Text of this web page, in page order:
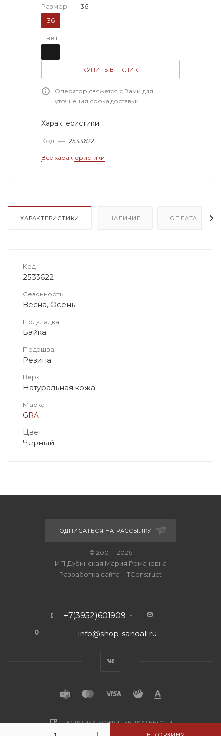
Размер — 36
36
Цвет:
В КОРЗИНУ
КУПИТЬ В 1 КЛИК
Оператор свяжется с Вами для
уточнения срока доставки.
Характеристики
Код — 2533622
Все характеристики
ХАРАКТЕРИСТИКИ НАЛИЧИЕ ОПЛАТА
Код
2533622
Сезонность
Весна, Осень
Подкладка
Байка
Подошва
Резина
Верх
Натуральная кожа
Марка
GRA
Цвет
Черный
ПОДПИСАТЬСЯ НА РАССЫЛКУ
© 2001—2026
ИП Дубинская Мария Романовна
Разработка сайта - ITConstruct
+7(3952)601909
info@shop-sandali.ru
ПОЛИТИКА КОНФИДЕНЦИАЛЬНОСТИ